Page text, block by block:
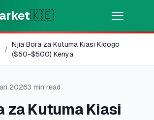
🇰🇪
kwa dakika
NCHI
/
Njia Bora za Kutuma Kiasi Kidogo
($50-$500) Kenya
20263 min read
za Kutuma Kiasi